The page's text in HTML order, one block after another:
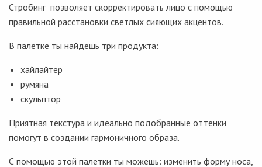
Стробинг позволяет скорректировать лицо с помощью
правильной расстановки светлых сияющих акцентов.
В палетке ты найдешь три продукта:
хайлайтер
румяна
скульптор
Приятная текстура и идеально подобранные оттенки
помогут в создании гармоничного образа.
С помощью этой палетки ты можешь: изменить форму носа,